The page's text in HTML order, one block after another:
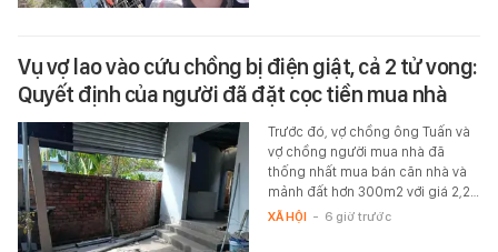
Vụ vợ lao vào cứu chồng bị điện giật, cả 2 tử vong:
Quyết định của người đã đặt cọc tiền mua nhà
Trước đó, vợ chồng ông Tuấn và
vợ chồng người mua nhà đã
thống nhất mua bán căn nhà và
mảnh đất hơn 300m2 với giá 2,2…
XÃ HỘI - 6 giờ trước